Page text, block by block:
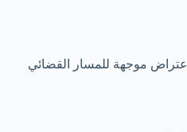
موجهة للمسار القضائي